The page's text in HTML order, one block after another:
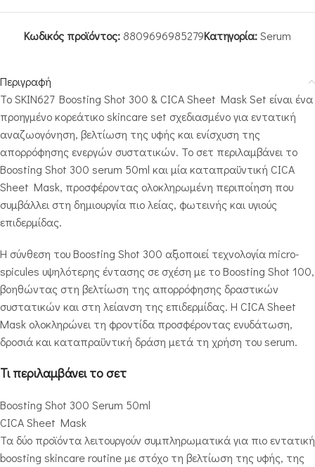
Κωδικός προϊόντος: 8809696985279Κατηγορία:Serum
Περιγραφή
Το SKIN627 Boosting Shot 300 & CICA Sheet Mask Set είναι ένα
προηγμένο κορεάτικο skincare set σχεδιασμένο για εντατική
αναζωογόνηση, βελτίωση της υφής και ενίσχυση της
απορρόφησης ενεργών συστατικών. Το σετ περιλαμβάνει το
Boosting Shot 300 serum 50ml και μία καταπραϋντική CICA
Sheet Mask, προσφέροντας ολοκληρωμένη περιποίηση που
συμβάλλει στη δημιουργία πιο λείας, φωτεινής και υγιούς
επιδερμίδας.
Η σύνθεση του Boosting Shot 300 αξιοποιεί τεχνολογία micro-
spicules υψηλότερης έντασης σε σχέση με το Boosting Shot 100,
βοηθώντας στη βελτίωση της απορρόφησης δραστικών
συστατικών και στη λείανση της επιδερμίδας. Η CICA Sheet
Mask ολοκληρώνει τη φροντίδα προσφέροντας ενυδάτωση,
δροσιά και καταπραϋντική δράση μετά τη χρήση του serum.
Τι περιλαμβάνει το σετ
Boosting Shot 300 Serum 50ml
CICA Sheet Mask
Τα δύο προϊόντα λειτουργούν συμπληρωματικά για πιο εντατική
boosting skincare routine με στόχο τη βελτίωση της υφής, της